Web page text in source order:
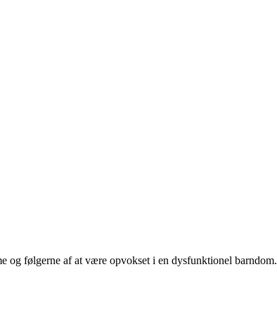
og følgerne af at være opvokset i en dysfunktionel barndom.